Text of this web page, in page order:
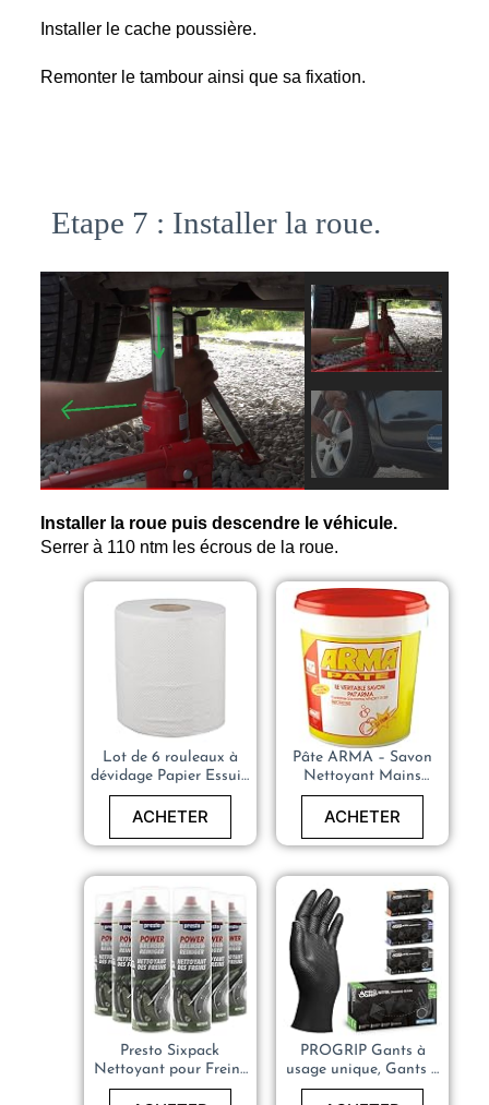
Installer le cache poussière.
Remonter le tambour ainsi que sa fixation.
Etape 7 : Installer la roue.
Installer la roue puis descendre le véhicule.
Serrer à 110 ntm les écrous de la roue.
Lot de 6 rouleaux à
dévidage Papier Essuie
tout Mécanicien
ACHETER
Pâte ARMA – Savon
Nettoyant Mains
Mécanique – 750g
ACHETER
Presto Sixpack
Nettoyant pour Freins
Power
PROGRIP Gants à
usage unique, Gants à
usage unique extra